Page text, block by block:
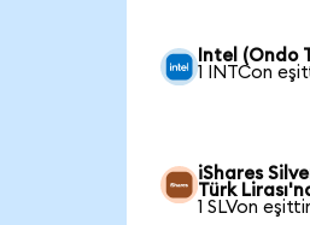
Intel (Ondo
1 INTCon
iShares
Türk
1 SLVon